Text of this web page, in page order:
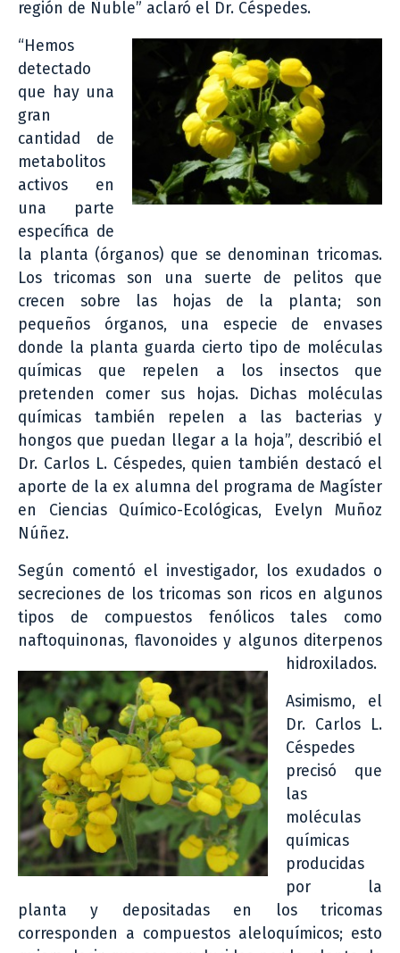
región de Ñuble” aclaró el Dr. Céspedes.
“Hemos
detectado
que hay una
gran
cantidad de
metabolitos
activos en
una parte
específica de
la planta (órganos) que se denominan tricomas.
Los tricomas son una suerte de pelitos que
crecen sobre las hojas de la planta; son
pequeños órganos, una especie de envases
donde la planta guarda cierto tipo de moléculas
químicas que repelen a los insectos que
pretenden comer sus hojas. Dichas moléculas
químicas también repelen a las bacterias y
hongos que puedan llegar a la hoja”, describió el
Dr. Carlos L. Céspedes, quien también destacó el
aporte de la ex alumna del programa de Magíster
en Ciencias Químico-Ecológicas, Evelyn Muñoz
Núñez.
Según comentó el investigador, los exudados o
secreciones de los tricomas son ricos en algunos
tipos de compuestos fenólicos tales como
naftoquinonas, flavonoides y algunos diterpenos
hidroxilados.
Asimismo, el
Dr. Carlos L.
Céspedes
precisó que
las
moléculas
químicas
producidas
por la
planta y depositadas en los tricomas
corresponden a compuestos aleloquímicos; esto